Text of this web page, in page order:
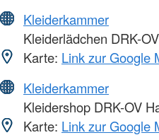
Kleiderkammer
Kleiderlädchen DRK-
Karte: Link zur Google
Kleiderkammer
Kleidershop DRK-OV
Karte: Link zur Google